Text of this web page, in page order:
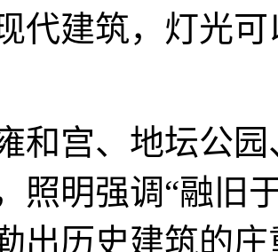
代建筑，灯光
宫、地坛公园
照明强调“融旧
出历史建筑的